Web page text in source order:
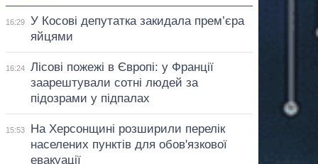
16:29
У Косові депутатка закидала прем’єра
яйцями
16:24
Лісові пожежі в Європі: у Франції
заарештували сотні людей за
підозрами у підпалах
15:53
На Херсонщині розширили перелік
населених пунктів для обов'язкової
евакуації